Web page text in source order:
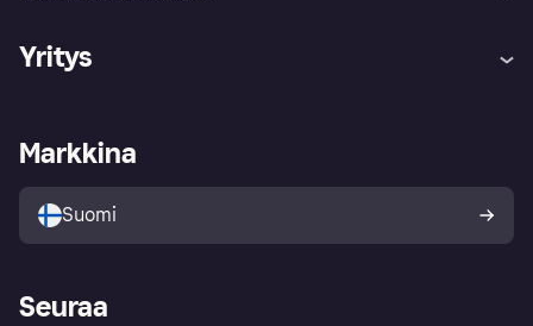
Ohje
Kirjaudu sisään
Tutustu kauppoihin
Ostajan turva
Yritys
Kirjaudu sisään yrityksenä
Markkina
Suomi
Seuraa